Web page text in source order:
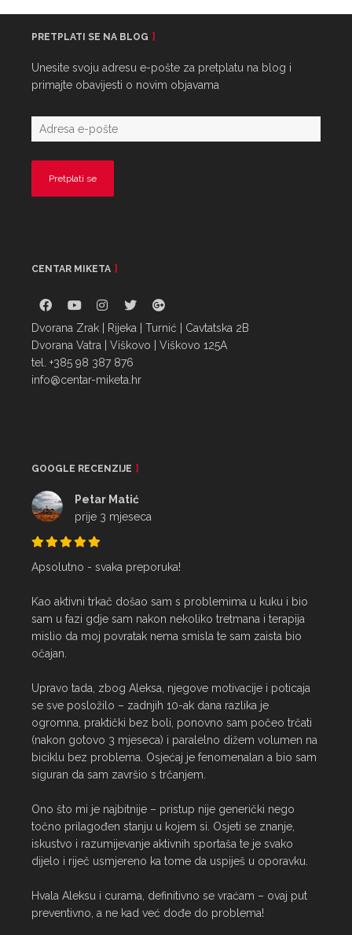
PRETPLATI SE NA BLOG
Unesite svoju adresu e-pošte za pretplatu na blog i
primajte obavijesti o novim objavama
CENTAR MIKETA
Dvorana Zrak | Rijeka | Turnić | Cavtatska 2B
Dvorana Vatra | Viškovo | Viškovo 125A
tel. +385 98 387 876
info@centar-miketa.hr
GOOGLE RECENZIJE
Petar Matić
prije 3 mjeseca
Apsolutno - svaka preporuka!
Kao aktivni trkač došao sam s problemima u kuku i bio
sam u fazi gdje sam nakon nekoliko tretmana i terapija
mislio da moj povratak nema smisla te sam zaista bio
očajan.
Upravo tada, zbog Aleksa, njegove motivacije i poticaja
se sve posložilo – zadnjih 10-ak dana razlika je
ogromna, praktički bez boli, ponovno sam počeo trčati
(nakon gotovo 3 mjeseca) i paralelno dižem volumen na
biciklu bez problema. Osjećaj je fenomenalan a bio sam
siguran da sam završio s trčanjem.
Ono što mi je najbitnije – pristup nije generički nego
točno prilagođen stanju u kojem si. Osjeti se znanje,
iskustvo i razumijevanje aktivnih sportaša te je svako
dijelo i riječ usmjereno ka tome da uspiješ u oporavku.
Hvala Aleksu i curama, definitivno se vraćam – ovaj put
preventivno, a ne kad već dođe do problema!